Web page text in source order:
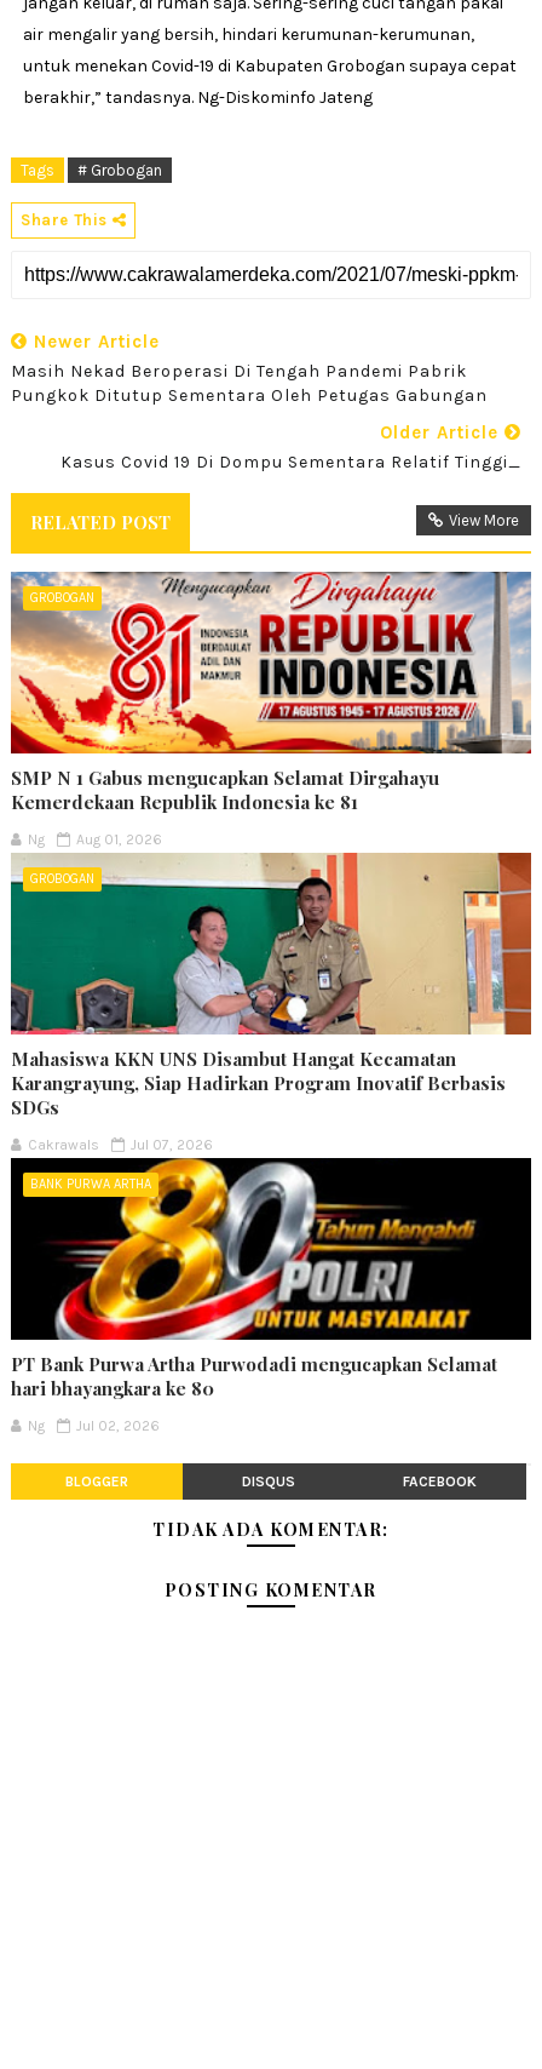
air mengalir yang bersih, hindari kerumunan-kerumunan,
untuk menekan Covid-19 di Kabupaten Grobogan supaya cepat
berakhir,” tandasnya. Ng-Diskominfo Jateng
Tags # Grobogan
Share This
Newer Article
Masih Nekad Beroperasi Di Tengah Pandemi Pabrik
Pungkok Ditutup Sementara Oleh Petugas Gabungan
Older Article
Kasus Covid 19 Di Dompu Sementara Relatif Tinggi_
RELATED POST View More
GROBOGAN
SMP N 1 Gabus mengucapkan Selamat Dirgahayu
Kemerdekaan Republik Indonesia ke 81
Ng Aug 01, 2026
GROBOGAN
Mahasiswa KKN UNS Disambut Hangat Kecamatan
Karangrayung, Siap Hadirkan Program Inovatif Berbasis
SDGs
Cakrawals Jul 07, 2026
BANK PURWA ARTHA
PT Bank Purwa Artha Purwodadi mengucapkan Selamat
hari bhayangkara ke 80
Ng Jul 02, 2026
BLOGGER DISQUS FACEBOOK
TIDAK ADA KOMENTAR:
POSTING KOMENTAR